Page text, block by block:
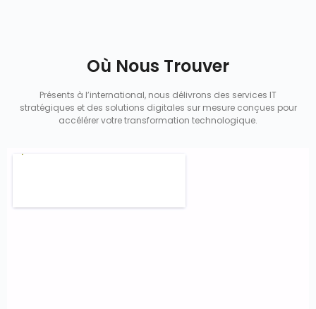
Où Nous Trouver
Présents à l’international, nous délivrons des services IT
stratégiques et des solutions digitales sur mesure conçues pour
accélérer votre transformation technologique.